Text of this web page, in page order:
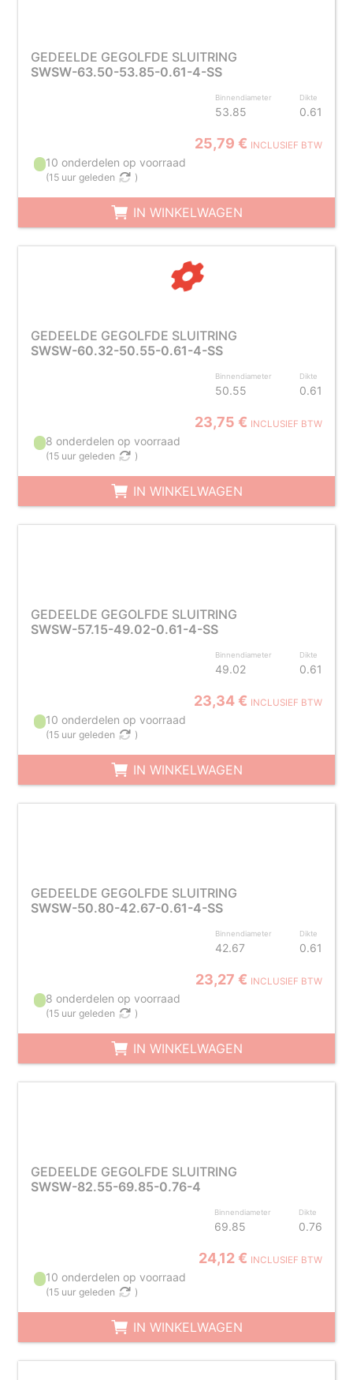
GEDEELDE GEGOLFDE SLUITRING
SWSW-63.50-53.85-0.61-4-SS
Binnendiameter
53.85
Dikte
0.61
25,79 € INCLUSIEF BTW
10 onderdelen op voorraad
(15 uur geleden )
IN WINKELWAGEN
GEDEELDE GEGOLFDE SLUITRING
SWSW-60.32-50.55-0.61-4-SS
Binnendiameter
50.55
Dikte
0.61
23,75 € INCLUSIEF BTW
8 onderdelen op voorraad
(15 uur geleden )
IN WINKELWAGEN
GEDEELDE GEGOLFDE SLUITRING
SWSW-57.15-49.02-0.61-4-SS
Binnendiameter
49.02
Dikte
0.61
23,34 € INCLUSIEF BTW
10 onderdelen op voorraad
(15 uur geleden )
IN WINKELWAGEN
GEDEELDE GEGOLFDE SLUITRING
SWSW-50.80-42.67-0.61-4-SS
Binnendiameter
42.67
Dikte
0.61
23,27 € INCLUSIEF BTW
8 onderdelen op voorraad
(15 uur geleden )
IN WINKELWAGEN
GEDEELDE GEGOLFDE SLUITRING
SWSW-82.55-69.85-0.76-4
Binnendiameter
69.85
Dikte
0.76
24,12 € INCLUSIEF BTW
10 onderdelen op voorraad
(15 uur geleden )
IN WINKELWAGEN